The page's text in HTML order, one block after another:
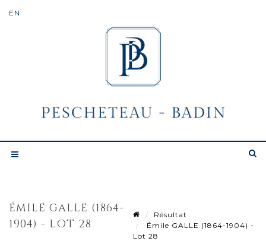
ÉMILE GALLE (1864-
1904) - LOT 28
Résultat
Émile GALLE (1864-1904) -
Lot 28